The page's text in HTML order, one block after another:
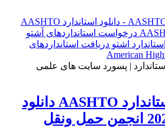
| پسورد سایت های علمی
خرید پکیج استاندارد AASHTO دانلود